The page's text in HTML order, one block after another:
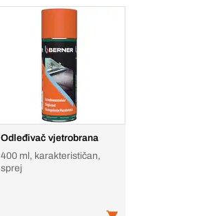
Odleđivač vjetrobrana
400 ml, karakterističan,
sprej